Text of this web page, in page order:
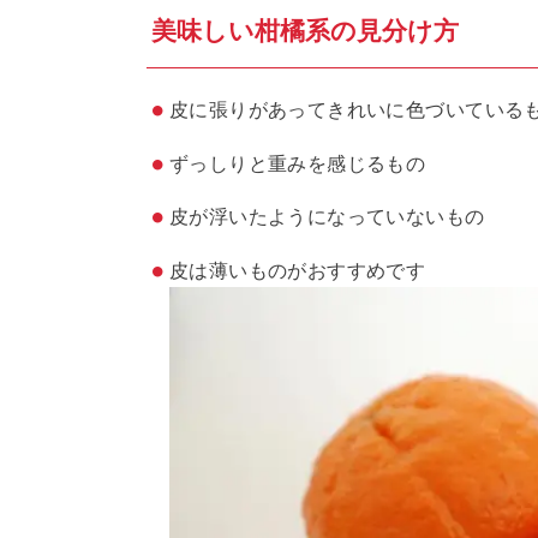
美味しい柑橘系の見分け方
皮に張りがあってきれいに色づいている
ずっしりと重みを感じるもの
皮が浮いたようになっていないもの
皮は薄いものがおすすめです